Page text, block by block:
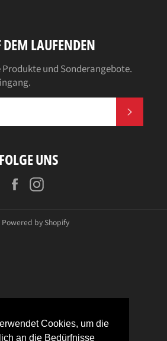
Cookies, um die
an die Bedürfnisse
LAUFENDEN
und Sonderangebote.
FOLGE UNS
Facebook
Powered by Shopify